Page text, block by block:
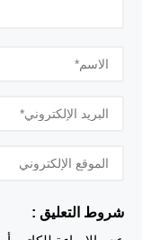
شروط التعليق :